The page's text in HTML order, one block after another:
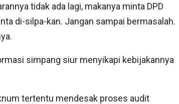
tidak ada lagi, makanya minta DPD
di-silpa-kan. Jangan sampai bermasalah.
simpang siur menyikapi kebijakannya
tertentu mendesak proses audit